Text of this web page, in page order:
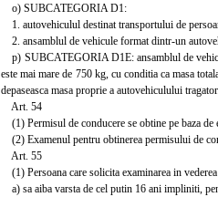
o) SUBCATEGORIA D1:
1. autovehiculul destinat transportului de
2. ansamblul de vehicule format dintr-un
p) SUBCATEGORIA D1E: ansamblul de
este mai mare de 750 kg, cu conditia ca masa
depaseasca masa proprie a autovehiculului
Art. 54
(1) Permisul de conducere se obtine pe baza de
(2) Examenul pentru obtinerea permisului de
Art. 55
(1) Persoana care solicita examinarea in
a) sa aiba varsta de cel putin 16 ani impliniti,